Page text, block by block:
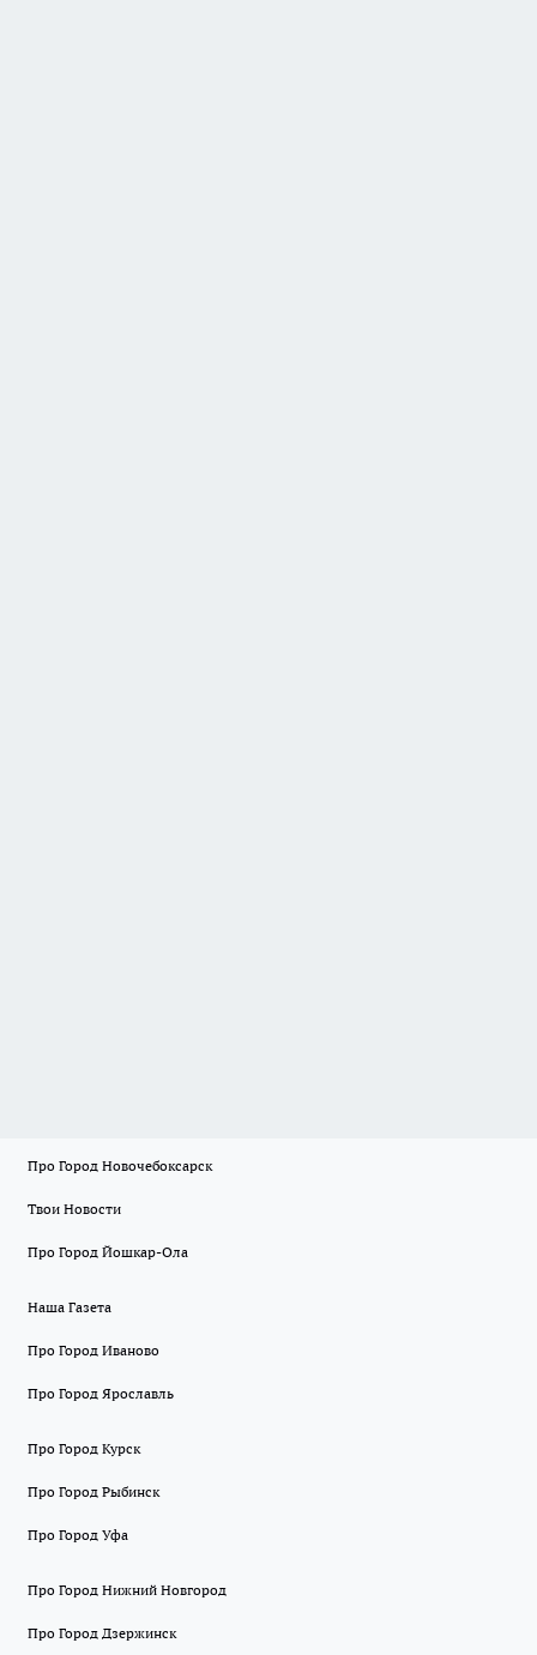
Про Город Новочебоксарск
Твои Новости
Про Город Йошкар-Ола
Наша Газета
Про Город Иваново
Про Город Ярославль
Про Город Курск
Про Город Рыбинск
Про Город Уфа
Про Город Нижний Новгород
Про Город Дзержинск